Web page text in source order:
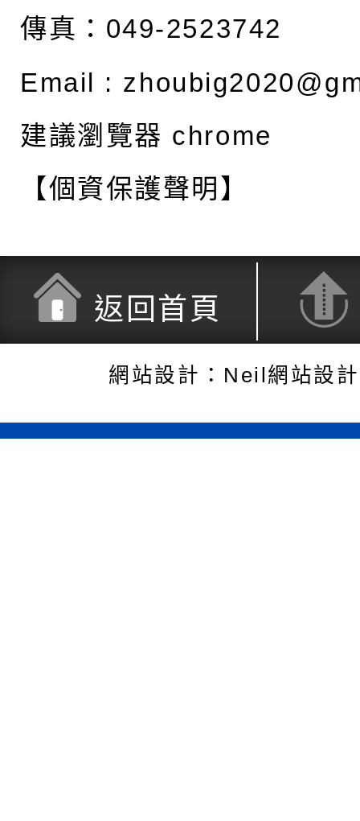
傳真：049-2523742
Email :
建議瀏覽器 chrome
【個資保護聲明】
返回首頁
網站設計：Neil網站設